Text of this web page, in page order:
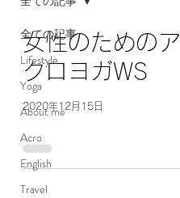
全ての記事
Lifestyle
Yoga
About me
Acro
English
Travel
女性のためのア
クロヨガWS
2020年12月15日